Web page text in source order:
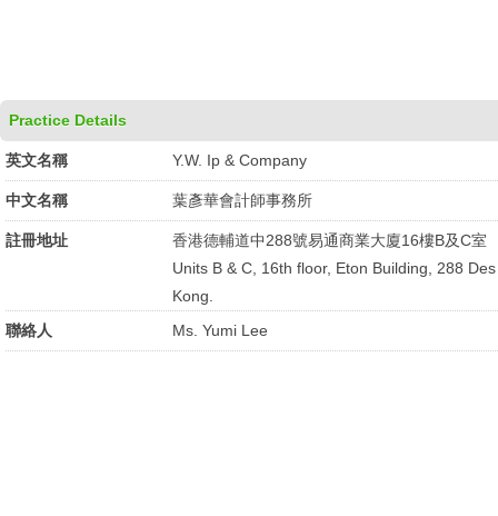
Practice Details
英文名稱 Y.W. Ip & Company
中文名稱 葉彥華會計師事務所
註冊地址
香港德輔道中288號易通商業大廈16樓B及C室
Units B & C, 16th floor, Eton Building, 288
Kong.
聯絡人
Ms. Yumi Lee